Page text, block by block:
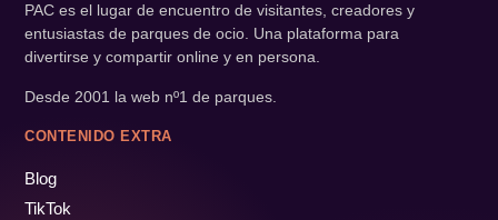
PAC es el lugar de encuentro de visitantes, creadores y
entusiastas de parques de ocio. Una plataforma para
divertirse y compartir online y en persona.
Desde 2001 la web nº1 de parques.
CONTENIDO EXTRA
Blog
TikTok